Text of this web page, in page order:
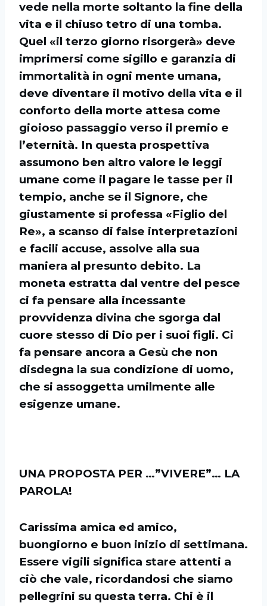
vede nella morte soltanto la fine della
vita e il chiuso tetro di una tomba.
Quel «il terzo giorno risorgerà» deve
imprimersi come sigillo e garanzia di
immortalità in ogni mente umana,
deve diventare il motivo della vita e il
conforto della morte attesa come
gioioso passaggio verso il premio e
l’eternità. In questa prospettiva
assumono ben altro valore le leggi
umane come il pagare le tasse per il
tempio, anche se il Signore, che
giustamente si professa «Figlio del
Re», a scanso di false interpretazioni
e facili accuse, assolve alla sua
maniera al presunto debito. La
moneta estratta dal ventre del pesce
ci fa pensare alla incessante
provvidenza divina che sgorga dal
cuore stesso di Dio per i suoi figli. Ci
fa pensare ancora a Gesù che non
disdegna la sua condizione di uomo,
che si assoggetta umilmente alle
esigenze umane.
UNA PROPOSTA PER …”VIVERE”… LA
PAROLA!
Carissima amica ed amico,
buongiorno e buon inizio di settimana.
Essere vigili significa stare attenti a
ciò che vale, ricordandosi che siamo
pellegrini su questa terra. Chi è il